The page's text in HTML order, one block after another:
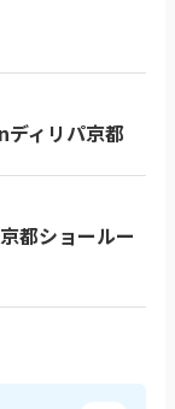
ィリパ京都
都ショールー